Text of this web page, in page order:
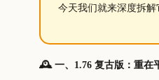
今天我们就来深度拆解
🕰️ 一、1.76 复古版：重在